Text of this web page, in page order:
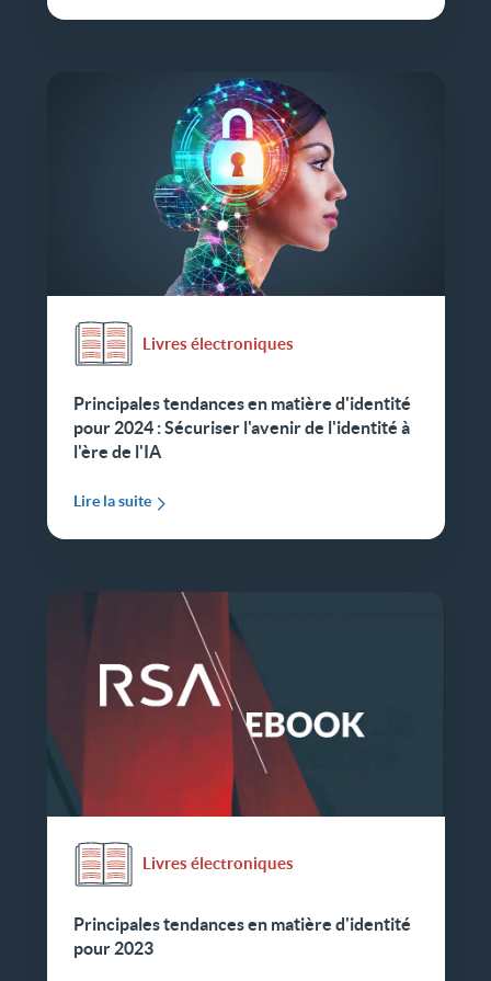
Livres électroniques
Principales tendances en matière d'identité
pour 2024 : Sécuriser l'avenir de l'identité à
l'ère de l'IA
Lire la suite
Livres électroniques
Principales tendances en matière d'identité
pour 2023